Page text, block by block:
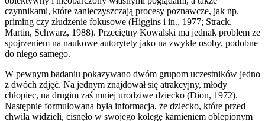
czynnikami, które zanieczyszczają procesy poznawcze, jak np.
priming czy złudzenie fokusowe (Higgins i in., 1977; Strack,
Martin, Schwarz, 1988). Przeciętny Kowalski ma jednak problem ze
spojrzeniem na naukowe autorytety jako na zwykłe osoby, podobne
do niego samego.
W pewnym badaniu pokazywano dwóm grupom uczestników jedno
z dwóch zdjęć. Na jednym znajdował się atrakcyjny, młody
chłopiec, na drugim zaś mniej urodziwe dziecko (Dion, 1972).
Następnie formułowana była informacja, że dziecko, które przed
chwila widzieli, cisnęło w swojego kolegę kamieniem oblepionym